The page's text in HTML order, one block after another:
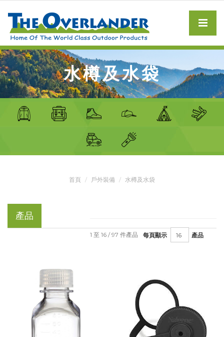
水樽及水袋
首頁 戶外裝備 水樽及水袋
產品
每頁顯示 產品
1 至 16 / 97 件產品